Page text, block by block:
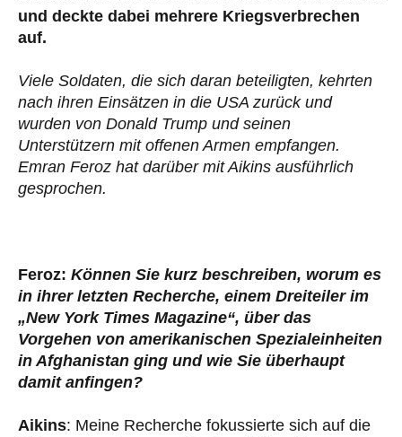
und deckte dabei mehrere Kriegsverbrechen
auf.
Viele Soldaten, die sich daran beteiligten, kehrten
nach ihren Einsätzen in die USA zurück und
wurden von Donald Trump und seinen
Unterstützern mit offenen Armen empfangen.
Emran Feroz hat darüber mit Aikins ausführlich
gesprochen.
Feroz: Können Sie kurz beschreiben, worum es
in ihrer letzten Recherche, einem Dreiteiler im
„New York Times Magazine“, über das
Vorgehen von amerikanischen Spezialeinheiten
in Afghanistan ging und wie Sie überhaupt
damit anfingen?
Aikins: Meine Recherche fokussierte sich auf die